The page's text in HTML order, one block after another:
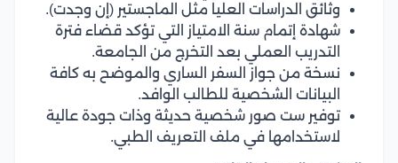
وثائق الدراسات العليا مثل الماجستير (إن وجدت).
شهادة إتمام سنة الامتياز التي تؤكد قضاء فترة
التدريب العملي بعد التخرج من الجامعة.
نسخة من جواز السفر الساري والموضح به كافة
البيانات الشخصية للطالب الوافد.
توفير ست صور شخصية حديثة وذات جودة عالية
لاستخدامها في ملف التعريف الطبي.